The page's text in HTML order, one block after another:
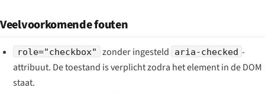
Veelvoorkomende fouten
role="checkbox" zonder ingesteld aria-checked -
attribuut. De toestand is verplicht zodra het element in de DOM
staat.